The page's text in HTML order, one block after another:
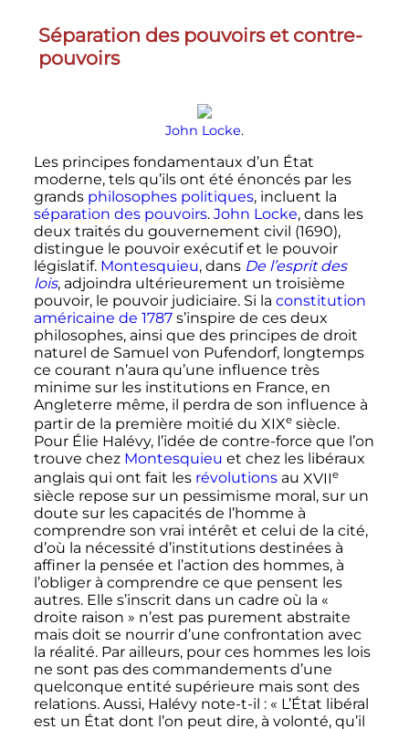
Séparation des pouvoirs et contre-
pouvoirs
John Locke.
Les principes fondamentaux d’un État
moderne, tels qu’ils ont été énoncés par les
grands philosophes politiques, incluent la
séparation des pouvoirs. John Locke, dans les
deux traités du gouvernement civil (1690),
distingue le pouvoir exécutif et le pouvoir
législatif. Montesquieu, dans De l’esprit des
lois, adjoindra ultérieurement un troisième
pouvoir, le pouvoir judiciaire. Si la constitution
américaine de 1787s’inspire de ces deux
philosophes, ainsi que des principes de droit
naturel de Samuel von Pufendorf, longtemps
ce courant n’aura qu’une influence très
minime sur les institutions en France, en
Angleterre même, il perdra de son influence à
partir de la première moitié du XIXe siècle.
Pour Élie Halévy, l’idée de contre-force que l’on
trouve chez Montesquieu et chez les libéraux
anglais qui ont fait les révolutionsau XVIIe
siècle repose sur un pessimisme moral, sur un
doute sur les capacités de l’homme à
comprendre son vrai intérêt et celui de la cité,
d’où la nécessité d’institutions destinées à
affiner la pensée et l’action des hommes, à
l’obliger à comprendre ce que pensent les
autres. Elle s’inscrit dans un cadre où la «
droite raison » n’est pas purement abstraite
mais doit se nourrir d’une confrontation avec
la réalité. Par ailleurs, pour ces hommes les lois
ne sont pas des commandements d’une
quelconque entité supérieure mais sont des
relations. Aussi, Halévy note-t-il : « L’État libéral
est un État dont l’on peut dire, à volonté, qu’il